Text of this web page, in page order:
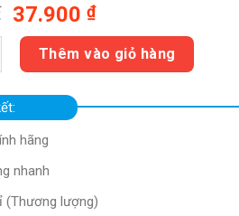
37.900 ₫
24mg (H20) 3/2 quantity
Thêm vào giỏ hàng
hãng
nhanh
(Thương lượng)